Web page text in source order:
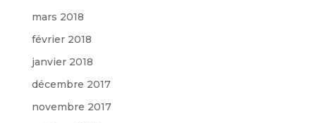
mars 2018
février 2018
janvier 2018
décembre 2017
novembre 2017